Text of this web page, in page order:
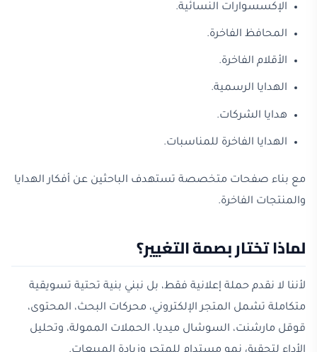
الإكسسوارات النسائية.
المحافظ الفاخرة.
الأقلام الفاخرة.
الهدايا الرسمية.
هدايا الشركات.
الهدايا الفاخرة للمناسبات.
مع بناء صفحات متخصصة تستهدف الباحثين عن أفكار الهدايا
والمنتجات الفاخرة.
لماذا تختار بصمة التغيير؟
لأننا لا نقدم حملة إعلانية فقط، بل نبني بنية تحتية تسويقية
متكاملة تشمل المتجر الإلكتروني، محركات البحث، المحتوى،
قوقل مارشنت، السوشال ميديا، الحملات الممولة، وتحليل